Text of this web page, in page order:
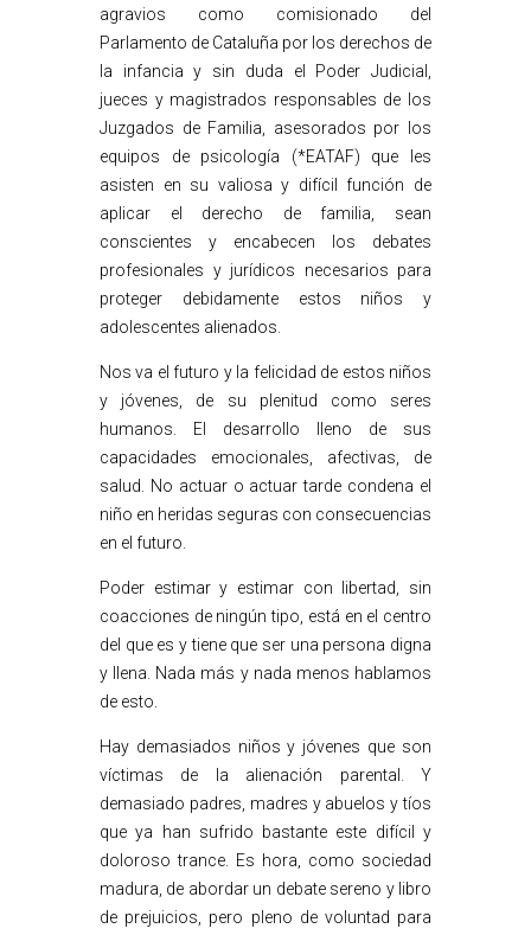
agravios como comisionado del
Parlamento de Cataluña por los derechos de
la infancia y sin duda el Poder Judicial,
jueces y magistrados responsables de los
Juzgados de Familia, asesorados por los
equipos de psicología (*EATAF) que les
asisten en su valiosa y difícil función de
aplicar el derecho de familia, sean
conscientes y encabecen los debates
profesionales y jurídicos necesarios para
proteger debidamente estos niños y
adolescentes alienados.
Nos va el futuro y la felicidad de estos niños
y jóvenes, de su plenitud como seres
humanos. El desarrollo lleno de sus
capacidades emocionales, afectivas, de
salud. No actuar o actuar tarde condena el
niño en heridas seguras con consecuencias
en el futuro.
Poder estimar y estimar con libertad, sin
coacciones de ningún tipo, está en el centro
del que es y tiene que ser una persona digna
y llena. Nada más y nada menos hablamos
de esto.
Hay demasiados niños y jóvenes que son
víctimas de la alienación parental. Y
demasiado padres, madres y abuelos y tíos
que ya han sufrido bastante este difícil y
doloroso trance. Es hora, como sociedad
madura, de abordar un debate sereno y libro
de prejuicios, pero pleno de voluntad para